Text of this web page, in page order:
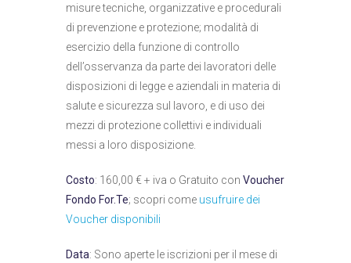
misure tecniche, organizzative e procedurali
di prevenzione e protezione; modalità di
esercizio della funzione di controllo
dell’osservanza da parte dei lavoratori delle
disposizioni di legge e aziendali in materia di
salute e sicurezza sul lavoro, e di uso dei
mezzi di protezione collettivi e individuali
messi a loro disposizione.
Costo: 160,00 € + iva o Gratuito con Voucher
Fondo For.Te; scopri come usufruire dei
Voucher disponibili
Data: Sono aperte le iscrizioni per il mese di